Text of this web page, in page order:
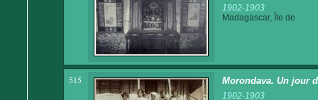
1902-1903
Madagascar, Île de
515 Morondava. Un jour
1902-1903